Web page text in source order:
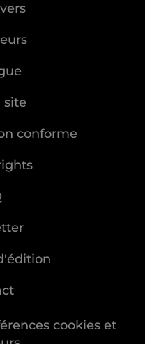
site
conforme
cookies et